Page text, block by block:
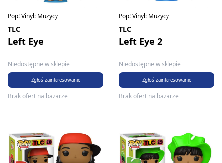
Pop! Vinyl: Muzycy
TLC
Left Eye
Niedostępne w sklepie
Zgłoś zainteresowanie
Brak ofert na bazarze
Pop! Vinyl: Muzycy
TLC
Left Eye 2
Niedostępne w sklepie
Zgłoś zainteresowanie
Brak ofert na bazarze